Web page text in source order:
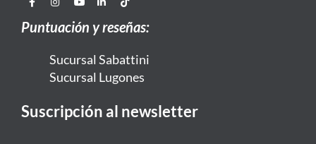
Puntuación y reseñas:
Sucursal Sabattini
Sucursal Lugones
Suscripción al newsletter